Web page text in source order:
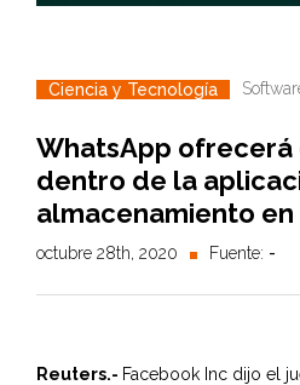
Ciencia y Tecnología
WhatsApp ofrecerá
dentro de la
almacenamiento en
octubre 28th, 2020 Fuente: -
Reuters.- Facebook Inc dijo el